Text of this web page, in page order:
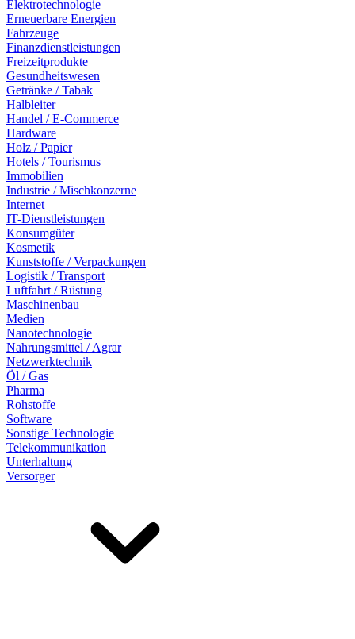
Elektrotechnologie
Erneuerbare Energien
Fahrzeuge
Finanzdienstleistungen
Freizeitprodukte
Gesundheitswesen
Getränke / Tabak
Halbleiter
Handel / E-Commerce
Hardware
Holz / Papier
Hotels / Tourismus
Immobilien
Industrie / Mischkonzerne
Internet
IT-Dienstleistungen
Konsumgüter
Kosmetik
Kunststoffe / Verpackungen
Logistik / Transport
Luftfahrt / Rüstung
Maschinenbau
Medien
Nanotechnologie
Nahrungsmittel / Agrar
Netzwerktechnik
Öl / Gas
Pharma
Rohstoffe
Software
Sonstige Technologie
Telekommunikation
Unterhaltung
Versorger